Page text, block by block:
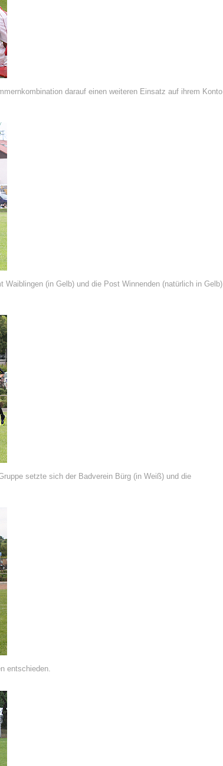
darauf einen weiteren Einsatz auf ihrem Konto
(in Gelb) und die Post Winnenden (natürlich in Gelb)
setzte sich der Badverein Bürg (in Weiß) und die
entschieden.